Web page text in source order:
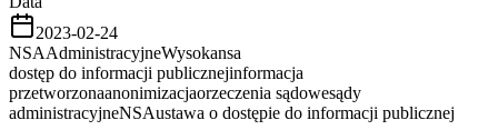
2023-02-24
NSAAdministracyjneWysokansa
dostęp do informacji publicznejinformacja
przetworzonaanonimizacjaorzeczenia sądowesądy
administracyjneNSAustawa o dostępie do informacji publicznej